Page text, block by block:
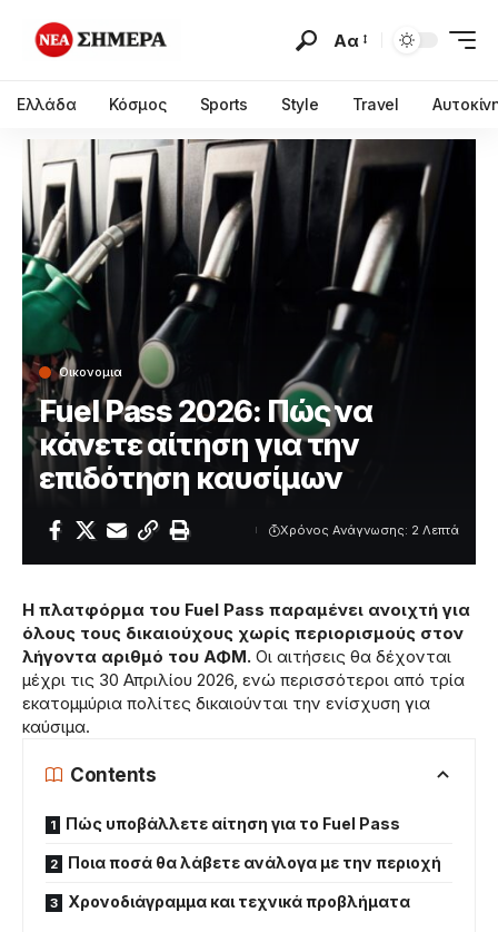
Αα
Ελλάδα Κόσμος Sports Style Travel
Οικονομια
Fuel Pass 2026: Πώς να
κάνετε αίτηση για την
επιδότηση καυσίμων
Χρόνος Ανάγνωσης: 2 Λεπτά
Η πλατφόρμα του Fuel Pass παραμένει ανοιχτή για
όλους τους δικαιούχους χωρίς περιορισμούς στον
λήγοντα αριθμό του ΑΦΜ. Οι αιτήσεις θα δέχονται
μέχρι τις 30 Απριλίου 2026, ενώ περισσότεροι από τρία
εκατομμύρια πολίτες δικαιούνται την ενίσχυση για
καύσιμα.
Contents
Πώς υποβάλλετε αίτηση για το Fuel Pass
Ποια ποσά θα λάβετε ανάλογα με την περιοχή
Χρονοδιάγραμμα και τεχνικά προβλήματα